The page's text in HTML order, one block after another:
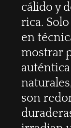
cálido y
rica.
en
mostrar
son